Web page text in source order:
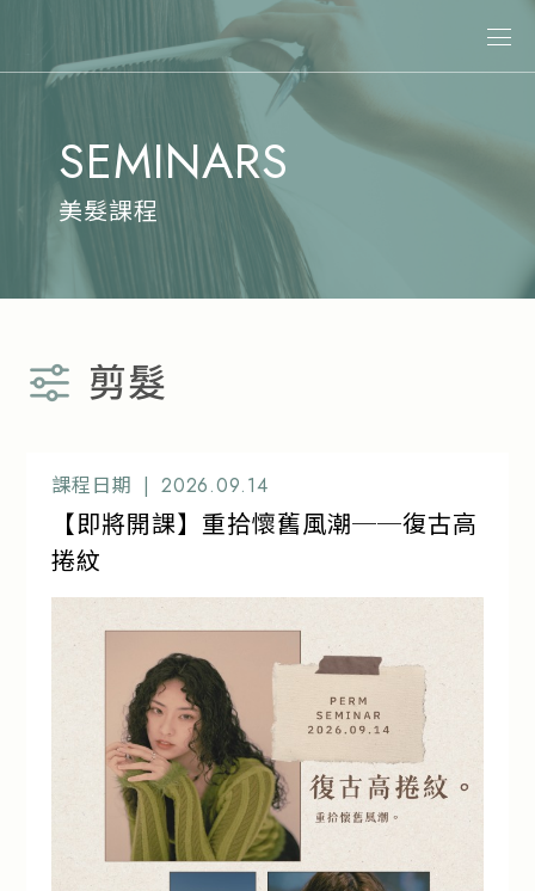
關於娜普菈
最新消息
商品情報
專業染髮
專業燙髮
美髮課程
產品通路
人才招募
SEMINARS
美髮課程
剪髮
課程日期 | 2026.09.14
【即將開課】重拾懷舊風潮──復古高
捲紋